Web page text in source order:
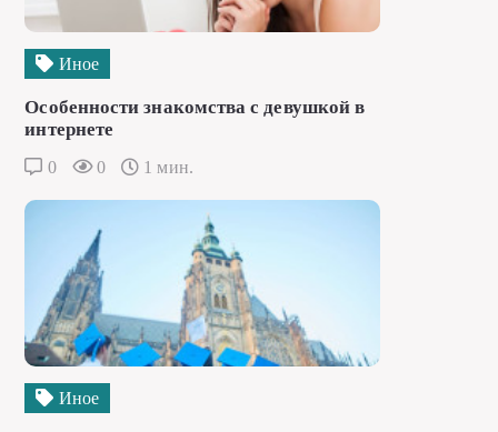
Иное
Особенности знакомства с девушкой в
интернете
0 0 1 мин.
Иное